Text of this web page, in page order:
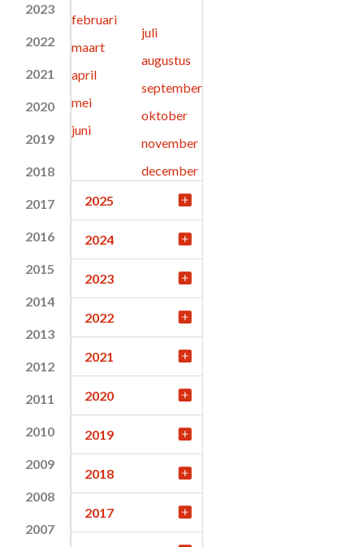
2023
2022
2021
2020
2019
2018
2017
2016
2015
2014
2013
2012
2011
2010
2009
2008
2007
februari
maart
april
mei
juni
juli
augustus
september
oktober
november
december
2025
2024
2023
2022
2021
2020
2019
2018
2017